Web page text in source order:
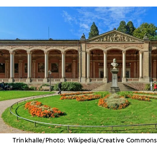
Trinkhalle/Photo: Wikipedia/Creative Commons